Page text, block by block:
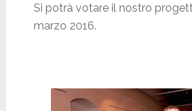
Si potrà votare il nostro
marzo 2016.